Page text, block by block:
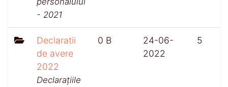
- 2021
Declaratii
de avere
2022
Declarațiile
0 B
24-06-
2022
5